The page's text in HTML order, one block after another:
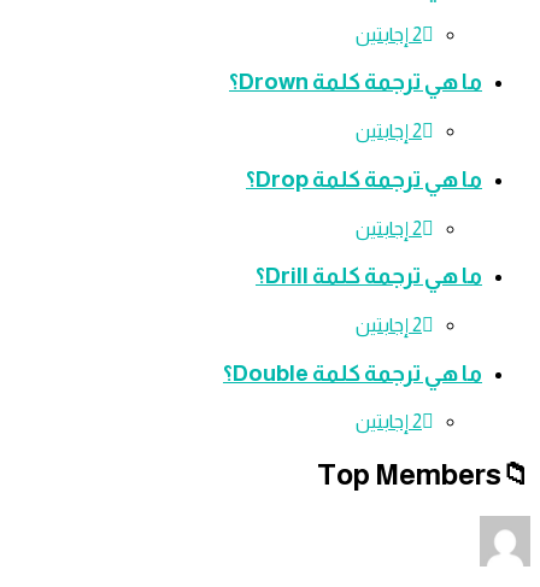
ما هي ترجمة كلمة Drown؟
ما هي ترجمة كلمة Drop؟
ما هي ترجمة كلمة Drill؟
ما هي ترجمة كلمة Double؟
Top